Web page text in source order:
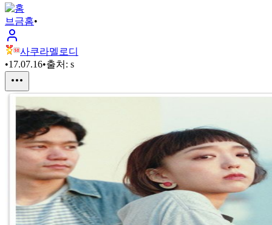
브금홈•
사쿠라멜로디
•17.07.16•출처: s